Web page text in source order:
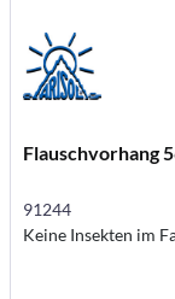
Flauschvorhang
91244
Keine Insekten im